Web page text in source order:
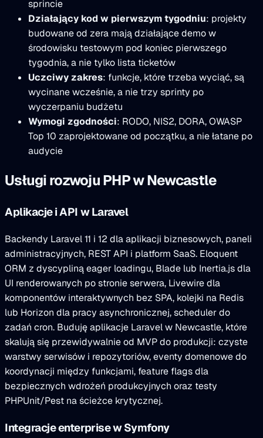
sprincie
Działający kod w pierwszym tygodniu: projekty
budowane od zera mają działające demo w
środowisku testowym pod koniec pierwszego
tygodnia, a nie tylko lista ticketów
Uczciwy zakres: funkcje, które trzeba wyciąć, są
wycinane wcześnie, a nie trzy sprinty po
wyczerpaniu budżetu
Wymogi zgodności: RODO, NIS2, DORA, OWASP
Top 10 zaprojektowane od początku, a nie łatane po
audycie
Usługi rozwoju PHP w Newcastle
Aplikacje i API w Laravel
Backendy Laravel 11 i 12 dla aplikacji biznesowych, paneli
administracyjnych, REST API i platform SaaS. Eloquent
ORM z dyscypliną eager loadingu, Blade lub Inertia.js dla
UI renderowanych po stronie serwera, Livewire dla
komponentów interaktywnych bez SPA, kolejki na Redis
lub Horizon dla pracy asynchronicznej, scheduler do
zadań cron. Buduję aplikacje Laravel w Newcastle, które
skalują się przewidywalnie od MVP do produkcji: czyste
warstwy serwisów i repozytoriów, eventy domenowe do
koordynacji między funkcjami, feature flags dla
bezpiecznych wdrożeń produkcyjnych oraz testy
PHPUnit/Pest na ścieżce krytycznej.
Integracje enterprise w Symfony